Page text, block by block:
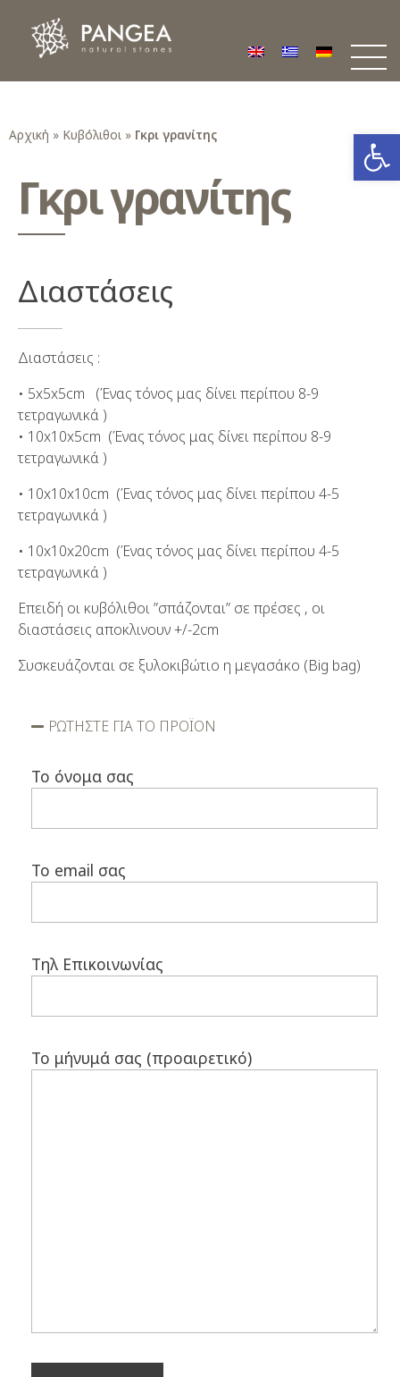
Αρχική » Κυβόλιθοι » Γκρι γρανίτης
Διαστάσεις
Διαστάσεις :
• 5x5x5cm (Ένας τόνος μας δίνει περίπου 8-9
τετραγωνικά )
• 10x10x5cm (Ένας τόνος μας δίνει περίπου 8-9
τετραγωνικά )
• 10x10x10cm (Ένας τόνος μας δίνει περίπου 4-5
τετραγωνικά )
• 10x10x20cm (Ένας τόνος μας δίνει περίπου 4-5
τετραγωνικά )
Επειδή οι κυβόλιθοι ”σπάζονται” σε πρέσες , οι
διαστάσεις αποκλινουν +/-2cm
Συσκευάζονται σε ξυλοκιβώτιο η μεγασάκο (Big bag)
ΡΩΤΗΣΤΕ ΓΙΑ ΤΟ ΠΡΟΪΟΝ
Το όνομα σας
Το email σας
Τηλ Επικοινωνίας
Το μήνυμά σας (προαιρετικό)
Γκρι γρανίτης